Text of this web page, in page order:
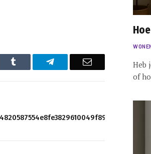
Tumblr Telegram Email
Heb
of